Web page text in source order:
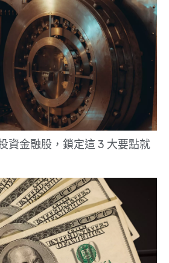
資金融股，鎖定這 3 大要點就